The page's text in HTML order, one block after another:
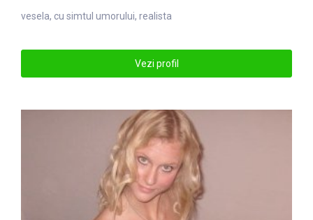
vesela, cu simtul umorului, realista
Vezi profil